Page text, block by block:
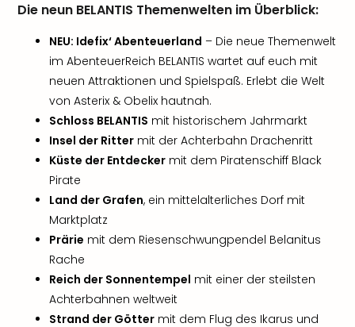
Die neun BELANTIS Themenwelten im Überblick:
NEU: Idefix‘ Abenteuerland – Die neue Themenwelt
im AbenteuerReich BELANTIS wartet auf euch mit
neuen Attraktionen und Spielspaß. Erlebt die Welt
von Asterix & Obelix hautnah.
Schloss BELANTIS mit historischem Jahrmarkt
Insel der Ritter mit der Achterbahn Drachenritt
Küste der Entdecker mit dem Piratenschiff Black
Pirate
Land der Grafen, ein mittelalterliches Dorf mit
Marktplatz
Prärie mit dem Riesenschwungpendel Belanitus
Rache
Reich der Sonnentempel mit einer der steilsten
Achterbahnen weltweit
Strand der Götter mit dem Flug des Ikarus und